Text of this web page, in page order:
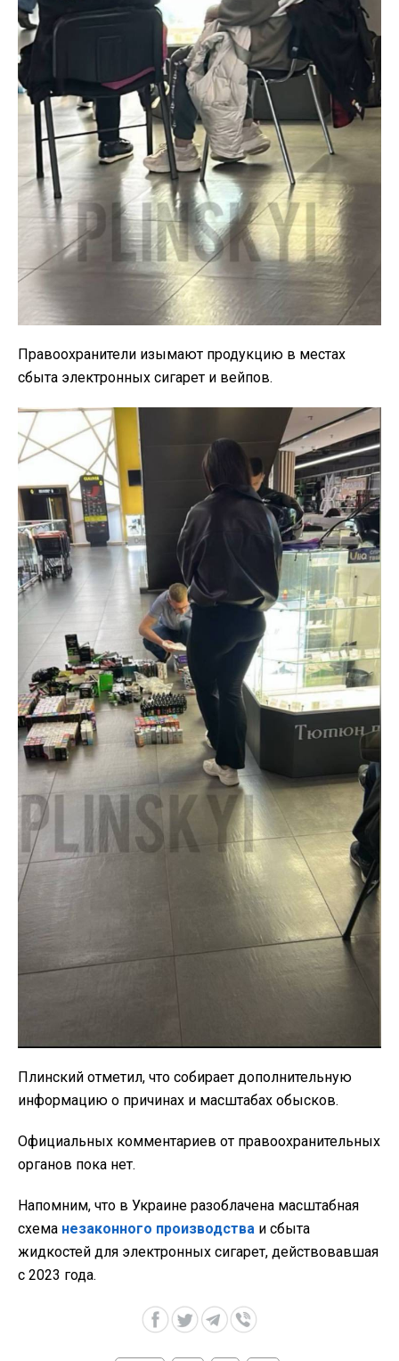
Правоохранители изымают продукцию в местах
сбыта электронных сигарет и вейпов.
Плинский отметил, что собирает дополнительную
информацию о причинах и масштабах обысков.
Официальных комментариев от правоохранительных
органов пока нет.
Напомним, что в Украине разоблачена масштабная
схема незаконного производства и сбыта
жидкостей для электронных сигарет, действовавшая
с 2023 года.